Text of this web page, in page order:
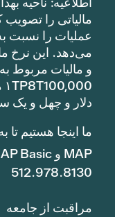
مالیاتی را
عملیات را نسبت
و مالیات مربوط
دلار و چهل و یک
ما اینجا هستیم
MAP و MAP Basic
512.978.8130
مراقبت از جامعه